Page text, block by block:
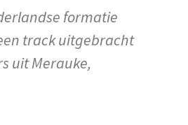
formatie
track uitgebracht
uit Merauke,